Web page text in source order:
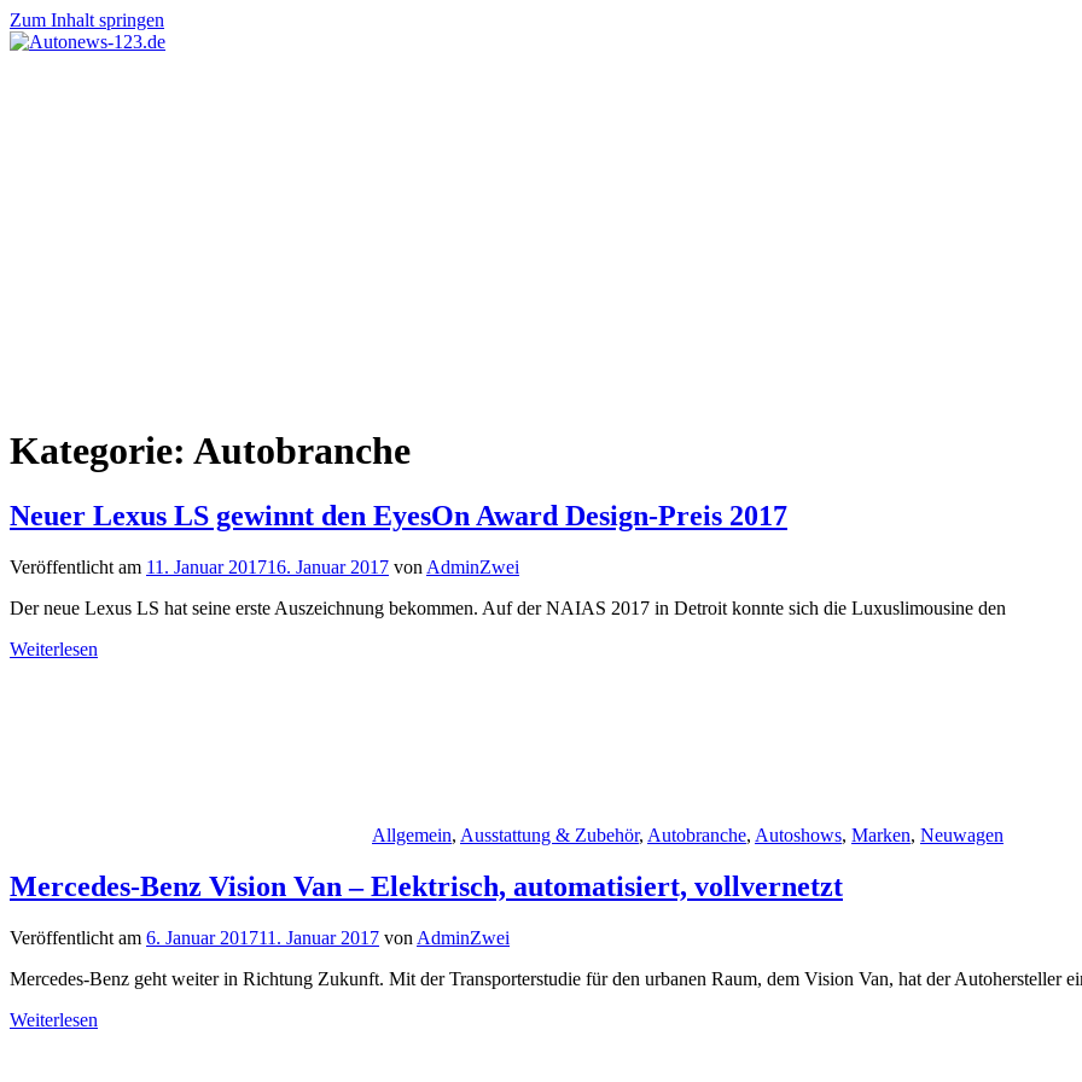
Zum Inhalt springen
Kategorie: Autobranche
Neuer Lexus LS gewinnt den EyesOn Award Design-Preis 2017
Veröffentlicht am 11. Januar 201716. Januar 2017 von AdminZwei
Der neue Lexus LS hat seine erste Auszeichnung bekommen. Auf der NAIAS 2017 in Detroit konnte sich die Luxuslimousine den
Weiterlesen
Allgemein, Ausstattung & Zubehör, Autobranche, Autoshows, Marken, Neuwagen
Mercedes-Benz Vision Van – Elektrisch, automatisiert, vollvernetzt
Veröffentlicht am 6. Januar 201711. Januar 2017 von AdminZwei
Mercedes-Benz geht weiter in Richtung Zukunft. Mit der Transporterstudie für den urbanen Raum, dem Vision Van, hat der Autohersteller
Weiterlesen